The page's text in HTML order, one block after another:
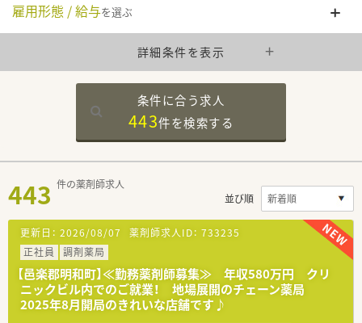
雇用形態 / 給与を選ぶ
詳細条件を表示
条件に合う求人
443件を検索する
443 件の薬剤師求人
並び順
更新日： 2026/08/07 薬剤師求人ID： 733235
正社員
調剤薬局
【邑楽郡明和町】≪勤務薬剤師募集≫ 年収580万円 クリ
ニックビル内でのご就業！ 地場展開のチェーン薬局
2025年8月開局のきれいな店舗です♪